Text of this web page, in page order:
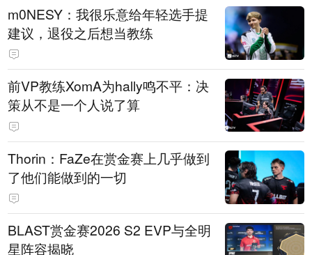
m0NESY：我很乐意给年轻选手提
建议，退役之后想当教练
前VP教练XomA为hally鸣不平：决
策从不是一个人说了算
Thorin：FaZe在赏金赛上几乎做到
了他们能做到的一切
BLAST赏金赛2026 S2 EVP与全明
星阵容揭晓